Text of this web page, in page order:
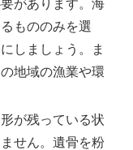
があります。海
もののみを選
しましょう。ま
地域の漁業や環
が残っている状
せん。遺骨を粉